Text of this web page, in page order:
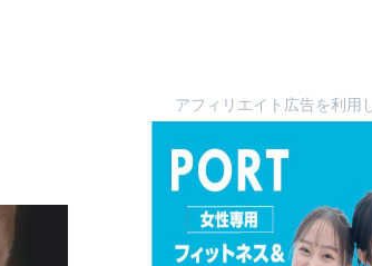
アフィリエイト広告を利用